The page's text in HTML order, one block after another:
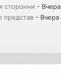
сторонни - Вчера
представ - Вчера